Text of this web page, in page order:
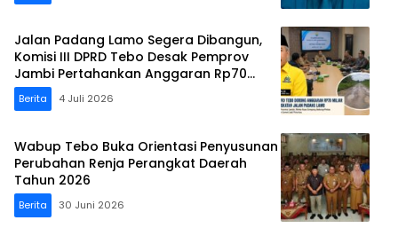
Jalan Padang Lamo Segera Dibangun,
Komisi III DPRD Tebo Desak Pemprov
Jambi Pertahankan Anggaran Rp70
Miliar
Berita 4 Juli 2026
Wabup Tebo Buka Orientasi Penyusunan
Perubahan Renja Perangkat Daerah
Tahun 2026
Berita 30 Juni 2026